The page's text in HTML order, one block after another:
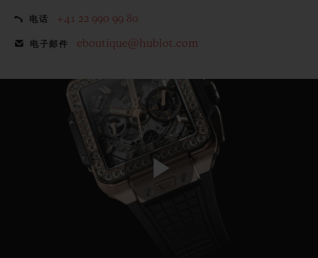
电话 +41 22 990 99 80
电子邮件 eboutique@hublot.com
Play